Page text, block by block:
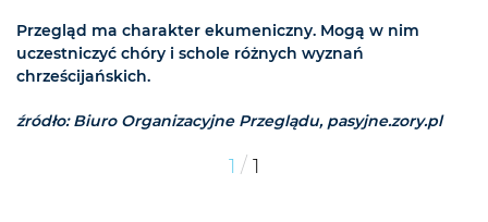
Przegląd ma charakter ekumeniczny. Mogą w nim
uczestniczyć chóry i schole różnych wyznań
chrześcijańskich.
źródło: Biuro Organizacyjne Przeglądu, pasyjne.zory.pl
1 / 1